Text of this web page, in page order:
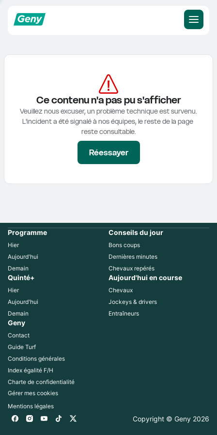
Ce contenu n'a pas pu s'afficher
Veuillez nous excuser, un problème technique est survenu.
L'incident a été signalé à nos équipes, le reste de la page
reste consultable.
Réessayer
Programme
Hier
Aujourd'hui
Demain
Conseils du jour
Bons coups
Dernières minutes
Chevaux repérés
Quinté+
Hier
Aujourd'hui
Demain
Aujourd'hui en course
Chevaux
Jockeys & drivers
Entraîneurs
Geny
Contact
Guide Turf
Conditions générales
Index égalité F/H
Charte de confidentialité
Gérer mes cookies
Mentions légales
Copyright © Geny 2026